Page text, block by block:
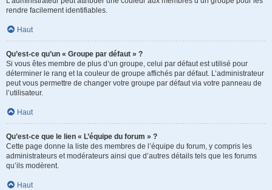
rendre facilement identifiables.
Haut
Qu’est-ce qu’un « Groupe par défaut » ?
Si vous êtes membre de plus d’un groupe, celui par défaut est utilisé pour
déterminer le rang et la couleur de groupe affichés par défaut. L’administrateur
peut vous permettre de changer votre groupe par défaut via votre panneau de
l’utilisateur.
Haut
Qu’est-ce que le lien « L’équipe du forum » ?
Cette page donne la liste des membres de l’équipe du forum, y compris les
administrateurs et modérateurs ainsi que d’autres détails tels que les forums
qu’ils modèrent.
Haut